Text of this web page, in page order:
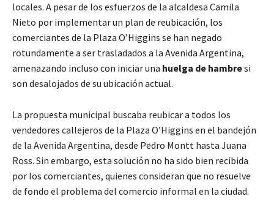
locales. A pesar de los esfuerzos de la alcaldesa Camila
Nieto por implementar un plan de reubicación, los
comerciantes de la Plaza O’Higgins se han negado
rotundamente a ser trasladados a la Avenida Argentina,
amenazando incluso con iniciar una huelga de hambresi
son desalojados de su ubicación actual.
La propuesta municipal buscaba reubicar a todos los
vendedores callejeros de la Plaza O’Higgins en el bandejón
de la Avenida Argentina, desde Pedro Montt hasta Juana
Ross. Sin embargo, esta solución no ha sido bien recibida
por los comerciantes, quienes consideran que no resuelve
de fondo el problema del comercio informal en la ciudad.